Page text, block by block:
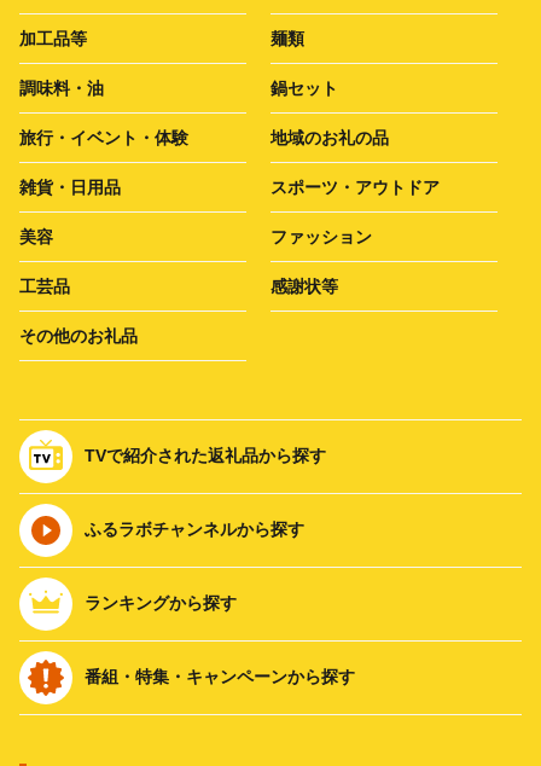
加工品等 麺類
調味料・油 鍋セット
旅行・イベント・体験 地域のお礼の品
雑貨・日用品 スポーツ・アウトドア
美容 ファッション
工芸品 感謝状等
その他のお礼品
TVで紹介された返礼品から探す
ふるラボチャンネルから探す
ランキングから探す
番組・特集・キャンペーンから探す